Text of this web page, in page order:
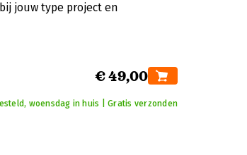
jouw type project en
€ 49,00
woensdag in huis | Gratis verzonden